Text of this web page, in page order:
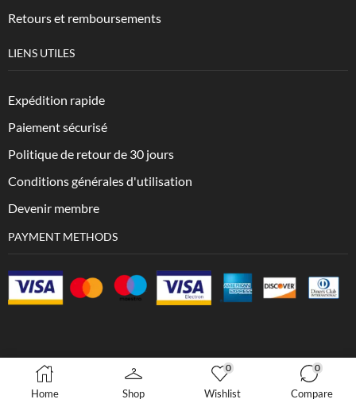
Home Shop
0
Wishlist
0
Compare
Retours et remboursements
LIENS UTILES
Expédition rapide
Paiement sécurisé
Politique de retour de 30 jours
Conditions générales d'utilisation
Devenir membre
PAYMENT METHODS
Copyright © 2023 VesXpress.com